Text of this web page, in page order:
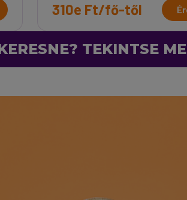
310e Ft/fő-től
TEKINTSE